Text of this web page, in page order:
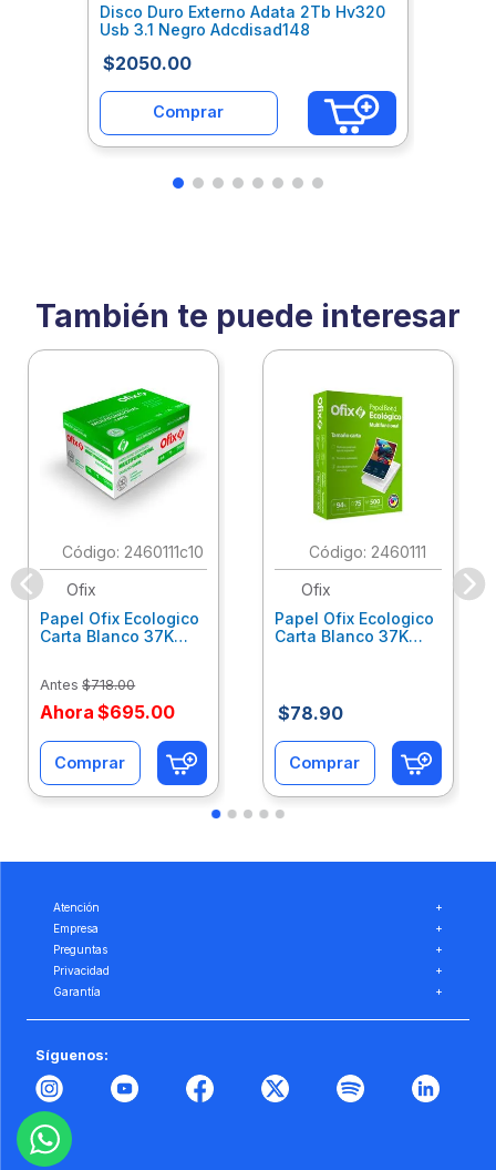
Disco Duro Externo Adata 2Tb Hv320
Usb 3.1 Negro Adcdisad148
$2050.00
Comprar
También te puede interesar
: 2460111c10
Ofix
Papel Ofix Ecologico
Carta Blanco 37K
Antes $718.00
Ahora $695.00
Comprar
: 2460111
Ofix
Papel Ofix Ecologico
Carta Blanco 37K
$78.90
Comprar
Atención
+
Empresa
+
Preguntas
+
Privacidad
+
Garantía
+
Síguenos: